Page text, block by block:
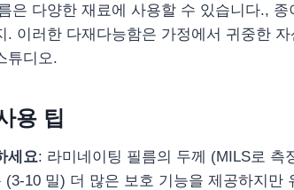
은 다양한 재료에 사용할 수 있습니다.,
. 이러한 다재다능함은 가정에서 귀중한
튜디오.
용 팁
세요: 라미네이팅 필름의 두께 (MILS로 측
10 밀) 더 많은 보호 기능을 제공하지만